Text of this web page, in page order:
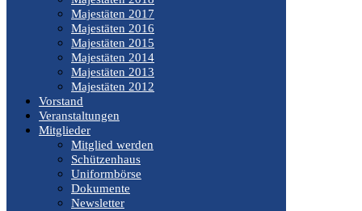
Majestäten 2017
Majestäten 2016
Majestäten 2015
Majestäten 2014
Majestäten 2013
Majestäten 2012
Vorstand
Veranstaltungen
Mitglieder
Mitglied werden
Schützenhaus
Uniformbörse
Dokumente
Newsletter